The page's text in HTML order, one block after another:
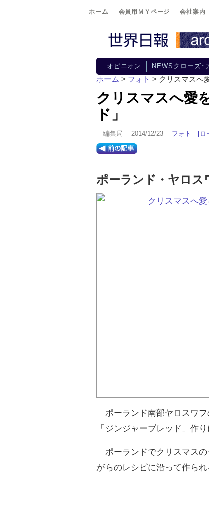
ホーム 会員用ＭＹページ 会社案内
オピニオン NEWSクローズ･
ホーム > フォト > クリスマスへ
クリスマスへ愛
ド」
編集局 2014/12/23 フォト [ロ
ポーランド・ヤロス
ポーランド南部ヤロスワフ
「ジンジャーブレッド」作
ポーランドでクリスマスの
がらのレシピに沿って作られ